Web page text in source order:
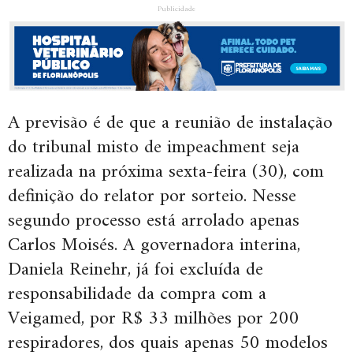
Publicidade
A previsão é de que a reunião de instalação
do tribunal misto de impeachment seja
realizada na próxima sexta-feira (30), com
definição do relator por sorteio. Nesse
segundo processo está arrolado apenas
Carlos Moisés. A governadora interina,
Daniela Reinehr, já foi excluída de
responsabilidade da compra com a
Veigamed, por R$ 33 milhões por 200
respiradores, dos quais apenas 50 modelos